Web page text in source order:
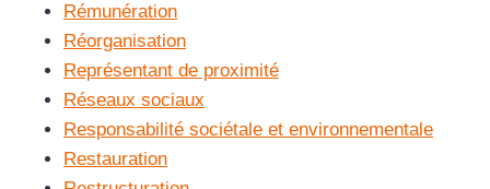
Rémunération
Réorganisation
Représentant de proximité
Réseaux sociaux
Responsabilité sociétale et environnementale
Restauration